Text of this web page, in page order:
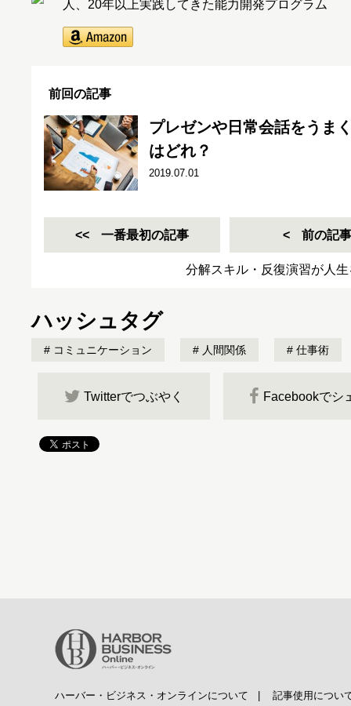
人、20年以上実践してきた能力開発プログラム
前回の記事
プレゼンや日常会話をうま
はどれ？
2019.07.01
一番最初の記事 前の記事
分解スキル・反復演習が人
ハッシュタグ
コミュニケーション 人間関係 仕事術
Twitterでつぶやく Facebookでシ
ハーバー・ビジネス・オンラインについて 記事使用につい